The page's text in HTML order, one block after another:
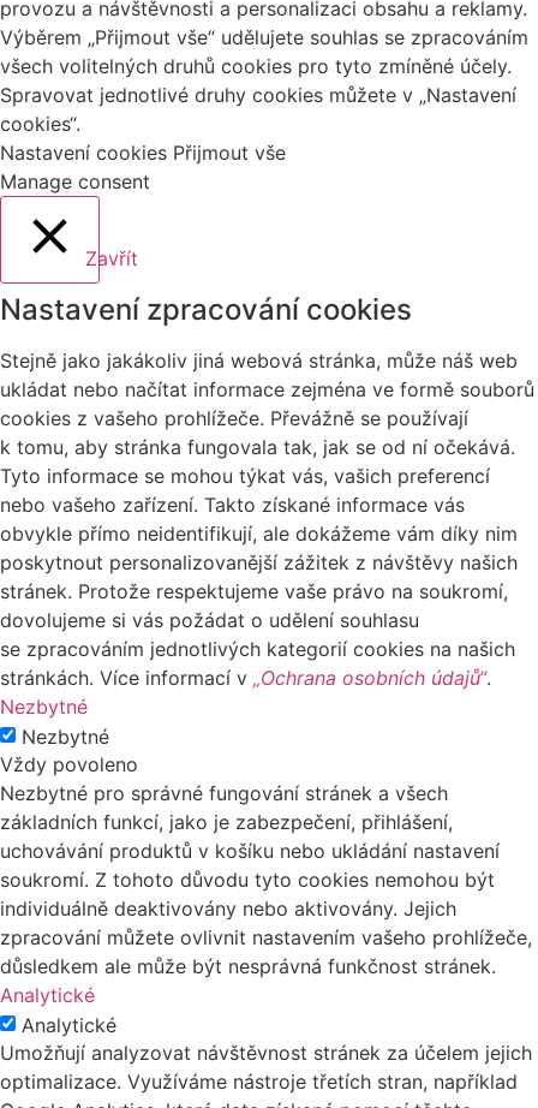
provozu a návštěvnosti a personalizaci obsahu a reklamy.
Výběrem „Přijmout vše“ udělujete souhlas se zpracováním
všech volitelných druhů cookies pro tyto zmíněné účely.
Spravovat jednotlivé druhy cookies můžete v „Nastavení
cookies“.
Nastavení cookies Přijmout vše
Manage consent
Zavřít
Nastavení zpracování cookies
Stejně jako jakákoliv jiná webová stránka, může náš web
ukládat nebo načítat informace zejména ve formě souborů
cookies z vašeho prohlížeče. Převážně se používají
k tomu, aby stránka fungovala tak, jak se od ní očekává.
Tyto informace se mohou týkat vás, vašich preferencí
nebo vašeho zařízení. Takto získané informace vás
obvykle přímo neidentifikují, ale dokážeme vám díky nim
poskytnout personalizovanější zážitek z návštěvy našich
stránek. Protože respektujeme vaše právo na soukromí,
dovolujeme si vás požádat o udělení souhlasu
se zpracováním jednotlivých kategorií cookies na našich
stránkách. Více informací v „Ochrana osobních údajů“.
Nezbytné
Nezbytné
Vždy povoleno
Nezbytné pro správné fungování stránek a všech
základních funkcí, jako je zabezpečení, přihlášení,
uchovávání produktů v košíku nebo ukládání nastavení
soukromí. Z tohoto důvodu tyto cookies nemohou být
individuálně deaktivovány nebo aktivovány. Jejich
zpracování můžete ovlivnit nastavením vašeho prohlížeče,
důsledkem ale může být nesprávná funkčnost stránek.
Analytické
Analytické
Umožňují analyzovat návštěvnost stránek za účelem jejich
optimalizace. Využíváme nástroje třetích stran, například